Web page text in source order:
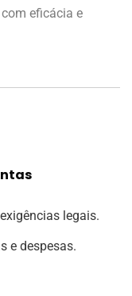
eficácia e
legais.
e despesas.